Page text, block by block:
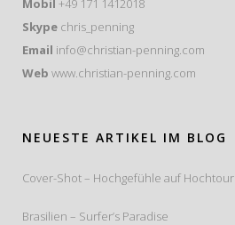
Mobil +49 171 1412018
Skype chris_penning
Email info@christian-penning.com
Web www.christian-penning.com
NEUESTE ARTIKEL IM BLOG
Cover-Shot – Hochgefühle auf Hochtour
Brasilien – Surfer’s Paradise